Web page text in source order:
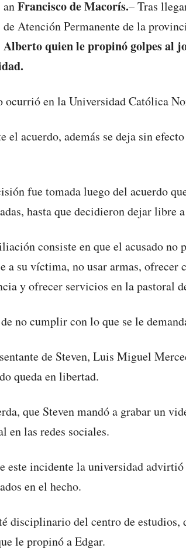
anFrancisco de Macorís.– Tras
de Atención Permanente de la
Alberto quien le propinó golpes al
ocurrió en la Universidad Católica
el acuerdo, además se deja sin
fue tomada luego del acuerdo
hasta que decidieron dejar libre
consiste en que el acusado no
a su víctima, no usar armas,
y ofrecer servicios en la pastoral
no cumplir con lo que se le
de Steven, Luis Miguel
queda en libertad.
que Steven mandó a grabar un
en las redes sociales.
este incidente la universidad
en el hecho.
disciplinario del centro de estudios,
le propinó a Edgar.